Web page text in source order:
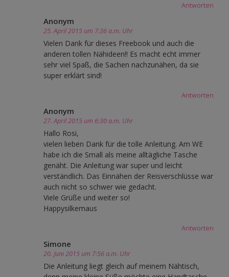
Antworten
Anonym
25. April 2015 um 7:36 a.m. Uhr
Vielen Dank für dieses Freebook und auch die
anderen tollen Nähideen!! Es macht echt immer
sehr viel Spaß, die Sachen nachzunähen, da sie
super erklärt sind!
Antworten
Anonym
27. April 2015 um 6:30 a.m. Uhr
Hallo Rosi,
vielen lieben Dank für die tolle Anleitung. Am WE
habe ich die Small als meine alltägliche Tasche
genäht. Die Anleitung war super und leicht
verständlich. Das Einnähen der Reisverschlüsse war
auch nicht so schwer wie gedacht.
Viele Grüße und weiter so!
Happysilkemaus
Antworten
Simone
20. Juni 2015 um 7:56 a.m. Uhr
Die Anleitung liegt gleich auf meinem Nähtisch,